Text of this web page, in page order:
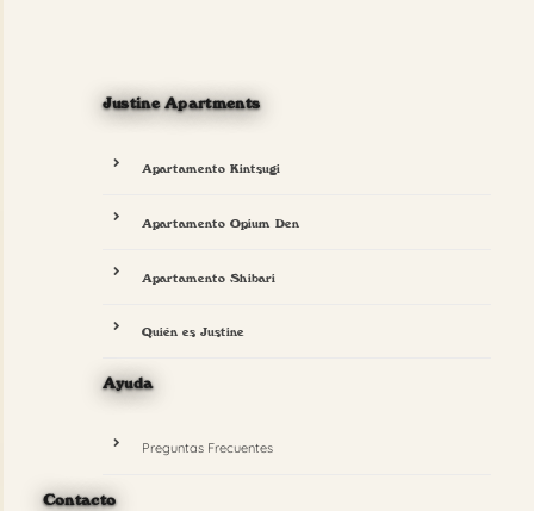
Justine Apartments
Apartamento Kintsugi
Apartamento Opium Den
Apartamento Shibari
Quién es Justine
Ayuda
Preguntas Frecuentes
Contacto